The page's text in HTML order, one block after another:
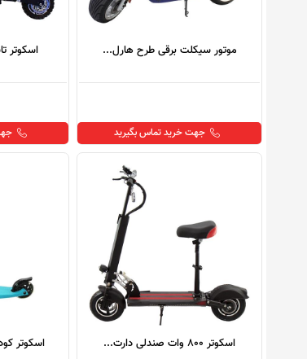
موتور سیکلت برقی طرح هارل...
جهت خرید تماس بگیرید
اسکوتر
اسکوتر 800 وات صندلی دارت... اسکوتر